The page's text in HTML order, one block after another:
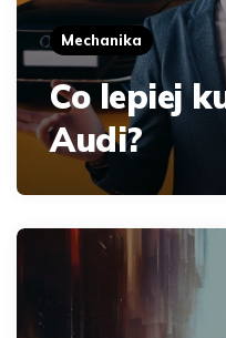
Mechanika
Co lepiej
Audi?